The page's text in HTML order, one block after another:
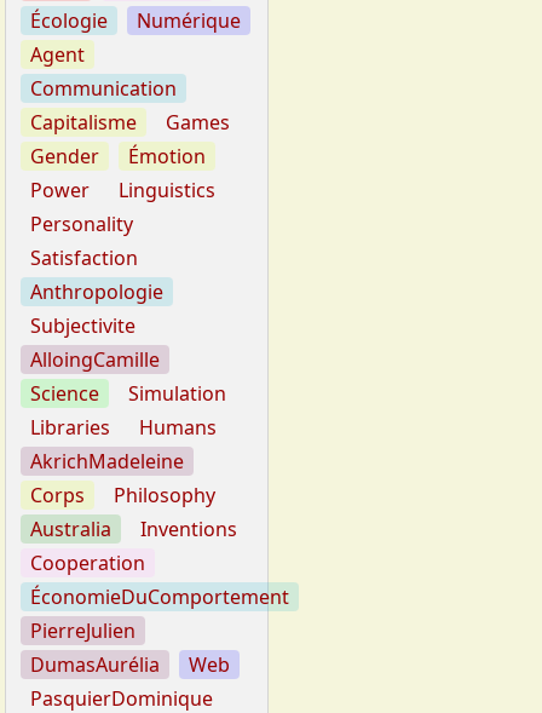
Écologie
Numérique
Agent
Communication
Capitalisme
Games
Gender
Émotion
Power
Linguistics
Personality
Satisfaction
Anthropologie
Subjectivite
AlloingCamille
Science
Simulation
Libraries
Humans
AkrichMadeleine
Corps
Philosophy
Australia
Inventions
Cooperation
ÉconomieDuComportement
PierreJulien
DumasAurélia
Web
PasquierDominique